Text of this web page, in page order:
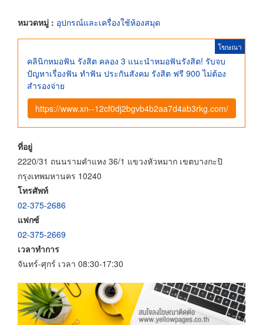
หมวดหมู่ : อุปกรณ์และเครื่องใช้ห้องสมุด
โฆษณา
คลินิกหมอฟัน รังสิต คลอง 3 แนะนำหมอฟันรังสิต! รับจบ
ปัญหาเรื่องฟัน ทําฟัน ประกันสังคม รังสิต ฟรี 900 ไม่ต้อง
สำรองจ่าย
https://www.xn--12cf0dj2bgvb4b2aa7d4ab3rkg.com/
ที่อยู่
2220/31 ถนนรามคำแหง 36/1 แขวงหัวหมาก เขตบางกะปิ
กรุงเทพมหานคร 10240
โทรศัพท์
02-375-2686
แฟกซ์
02-375-2669
เวลาทำการ
จันทร์-ศุกร์ เวลา 08:30-17:30